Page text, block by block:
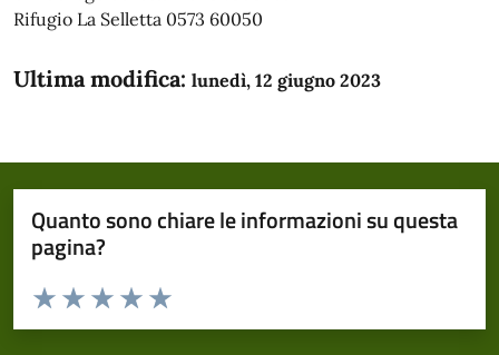
Rifugio La Selletta 0573 60050
Ultima modifica: lunedì, 12 giugno 2023
Quanto sono chiare le informazioni su questa
pagina?
Domanda
Valuta da 1 a 5 stelle la pagina
Valuta 5 stelle su 5
Valuta 4 stelle su 5
Valuta 3 stelle su 5
Valuta 2 stelle su 5
Valuta 1 stelle su 5